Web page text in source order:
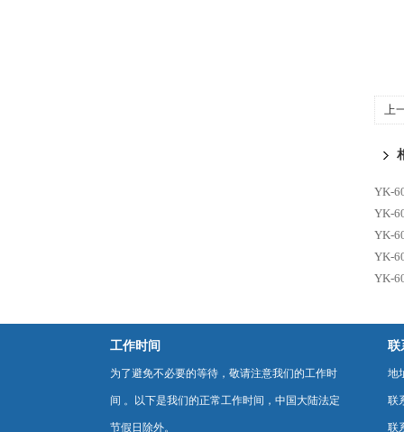
上
YK-
YK-
YK-
YK-
YK-
工作时间
为了避免不必要的等待，敬请注意我们的工作时
间 。以下是我们的正常工作时间，中国大陆法定
节假日除外。
联
地
联
联